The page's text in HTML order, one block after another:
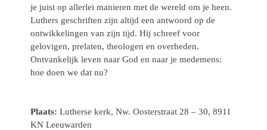
je juist op allerlei manieren met de wereld om je heen.
Luthers geschriften zijn altijd een antwoord op de
ontwikkelingen van zijn tijd. Hij schreef voor
gelovigen, prelaten, theologen en overheden.
Ontvankelijk leven naar God en naar je medemens:
hoe doen we dat nu?
Plaats: Lutherse kerk, Nw. Oosterstraat 28 – 30, 8911
KN Leeuwarden